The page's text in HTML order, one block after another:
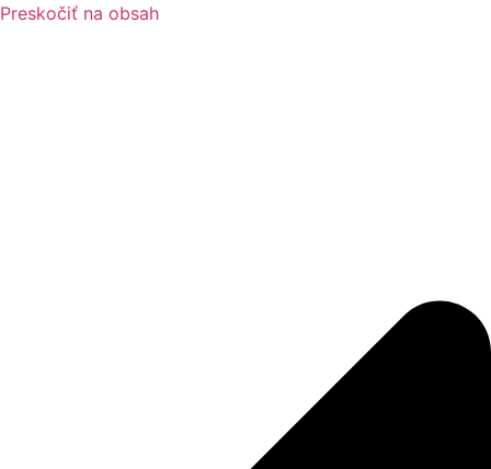
Preskočiť na obsah